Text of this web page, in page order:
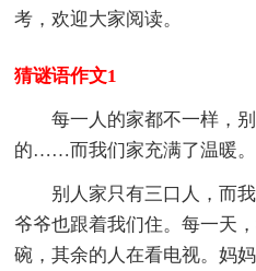
考，欢迎大家阅读。
猜谜语作文1
每一人的家都不一样，
的……而我们家充满了温暖。
别人家只有三口人，而
爷爷也跟着我们住。每一天
碗，其余的人在看电视。妈